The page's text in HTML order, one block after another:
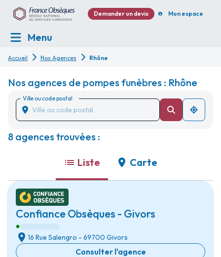
Demander un devis Mon espace
Menu
Accueil Nos Agences Rhône
Nos agences de pompes funèbres : Rhône
Ville ou code postal
8 agences trouvées :
Liste Carte
Confiance Obsèques - Givors
16 Rue Salengro - 69700 Givors
Consulter l'agence